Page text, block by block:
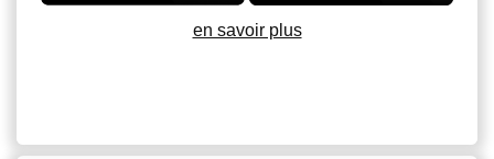
en savoir plus